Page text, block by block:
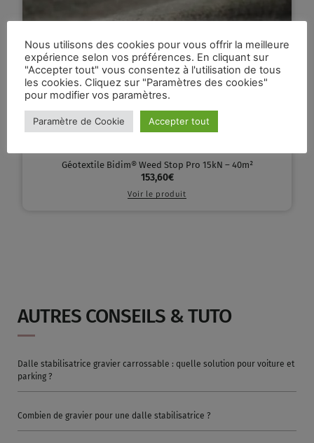
Géotextile Bidim® Weed Stop Pro 15kN – 40m²
153,60€
Voir le produit
AUTRES CONSEILS & TUTO
Dalle stabilisatrice gravier carrossable : quelle solution pour voiture et
parking ?
Combien de gravier pour une dalle stabilisatrice ?
Nous utilisons des cookies pour vous offrir la meilleure
expérience selon vos préférences. En cliquant sur
"Accepter tout" vous consentez à l'utilisation de tous
les cookies. Cliquez sur "Paramètres des cookies"
pour modifier vos paramètres.
Paramètre de Cookie Accepter tout